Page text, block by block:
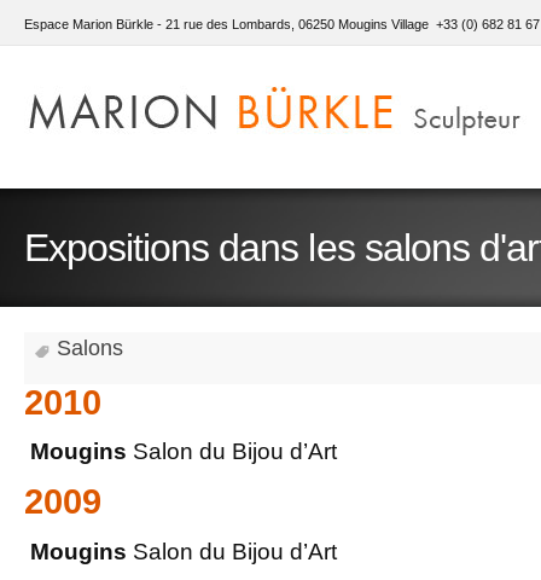
Espace Marion Bürkle - 21 rue des Lombards, 06250 Mougins Village +33 (0) 682 81
Expositions dans les salons
Salons
2010
Mougins Salon du Bijou d’Art
2009
Mougins Salon du Bijou d’Art